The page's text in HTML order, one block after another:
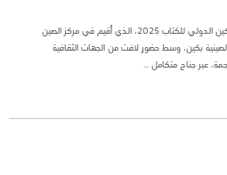
اختتمت المملكة مشاركتها في معرض بكين الدولي للكتاب 2025، الذي أُقيم في مركز الصين
بكين، وسط حضورٍ لافت من الجهات الثقافية
عبر جناح متكامل ...